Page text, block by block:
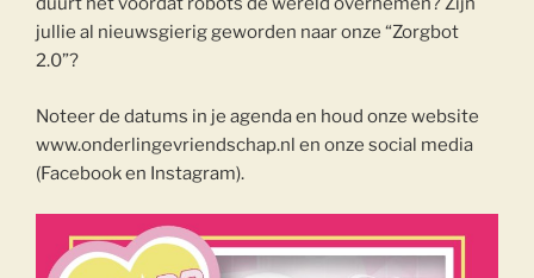
jullie al nieuwsgierig geworden naar onze “Zorgbot
2.0”?
Noteer de datums in je agenda en houd onze website
www.onderlingevriendschap.nl en onze social media
(Facebook en Instagram).